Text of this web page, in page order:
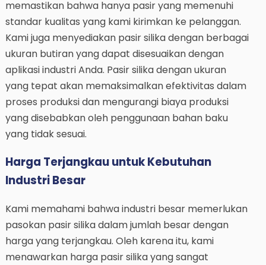
memastikan bahwa hanya pasir yang memenuhi
standar kualitas yang kami kirimkan ke pelanggan.
Kami juga menyediakan pasir silika dengan berbagai
ukuran butiran yang dapat disesuaikan dengan
aplikasi industri Anda. Pasir silika dengan ukuran
yang tepat akan memaksimalkan efektivitas dalam
proses produksi dan mengurangi biaya produksi
yang disebabkan oleh penggunaan bahan baku
yang tidak sesuai.
Harga Terjangkau untuk Kebutuhan
Industri Besar
Kami memahami bahwa industri besar memerlukan
pasokan pasir silika dalam jumlah besar dengan
harga yang terjangkau. Oleh karena itu, kami
menawarkan harga pasir silika yang sangat